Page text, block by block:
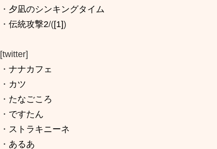
・ 夕凪のシンキングタイム
・ 伝統攻撃2/([1])
[twitter]
・ ナナカフェ
・ カツ
・ たなごころ
・ ですたん
・ ストラキニーネ
・ あるあ